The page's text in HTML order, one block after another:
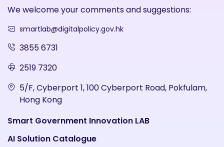
We welcome your comments and suggestions:
smartlab@digitalpolicy.gov.hk
3855 6731
2519 7320
5/F, Cyberport 1, 100 Cyberport Road, Pokfulam,
Hong Kong
Smart Government Innovation LAB
AI Solution Catalogue